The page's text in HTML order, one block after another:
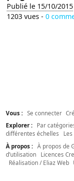
Publié le 15/10/2015
1203 vues -0
Vous : Se connecter
Explorer :
Par
différentes échelles
À propos : À propos de
d’utilisation
Licences
Réalisation / Eliaz Web